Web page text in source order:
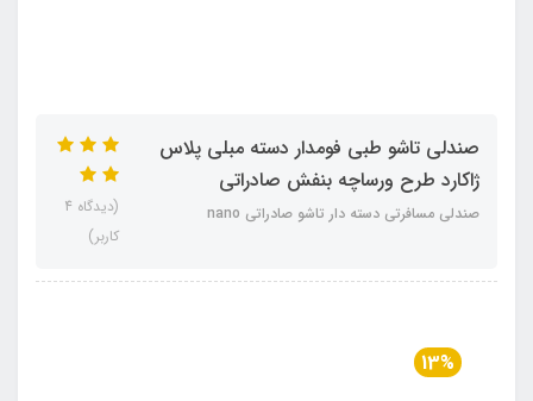
صندلی تاشو طبی فومدار دسته مبلی پلاس
ژاکارد طرح ورساچه بنفش صادراتی
صندلی مسافرتی دسته دار تاشو صادراتی nano
(دیدگاه 4
کاربر)
13%